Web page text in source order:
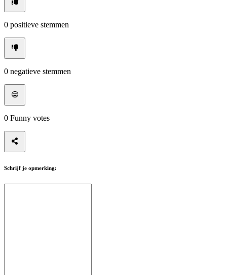
Media
Forums
0 positieve stemmen
0 negatieve stemmen
0 Funny votes
Schrijf je opmerking: